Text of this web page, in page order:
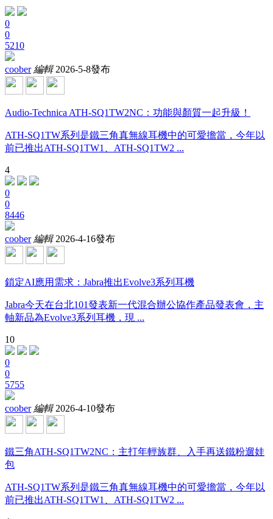
0
0
5210
coober 編輯 2026-5-8發布
Audio-Technica ATH-SQ1TW2NC：功能與顏質一起升級！
ATH-SQ1TW系列是鐵三角真無線耳機中的可愛擔當，今年以
前已推出ATH-SQ1TW1、ATH-SQ1TW2 ...
4
0
0
8446
coober 編輯 2026-4-16發布
鎖定AI應用需求：Jabra推出Evolve3系列耳機
Jabra今天在台北101發表新一代混合辦公協作產品發表會，主
軸新品為Evolve3系列耳機，現 ...
10
0
0
5755
coober 編輯 2026-4-10發布
鐵三角ATH-SQ1TW2NC：主打年輕族群、入手再送鐵粉遛娃
包
ATH-SQ1TW系列是鐵三角真無線耳機中的可愛擔當，今年以
前已推出ATH-SQ1TW1、ATH-SQ1TW2 ...